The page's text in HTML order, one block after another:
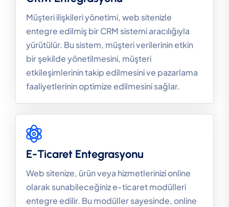
Müşteri ilişkileri yönetimi, web sitenizle
entegre edilmiş bir CRM sistemi aracılığıyla
yürütülür. Bu sistem, müşteri verilerinin etkin
bir şekilde yönetilmesini, müşteri
etkileşimlerinin takip edilmesini ve pazarlama
faaliyetlerinin optimize edilmesini sağlar.
E-Ticaret Entegrasyonu
Web sitenize, ürün veya hizmetlerinizi online
olarak sunabileceğiniz e-ticaret modülleri
entegre edilir. Bu modüller sayesinde, online